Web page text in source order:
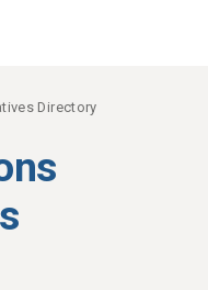
Directory